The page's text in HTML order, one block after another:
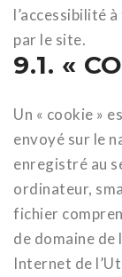
l’accessibilité
par le site.
9.1. «
Un « cookie »
envoyé sur le
enregistré au
ordinateur,
fichier
de domaine de
Internet de